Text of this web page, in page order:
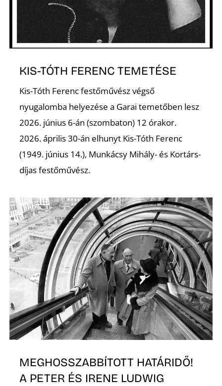
KIS-TÓTH FERENC TEMETÉSE
Kis-Tóth Ferenc festőművész végső
nyugalomba helyezése a Garai temetőben lesz
2026. június 6-án (szombaton) 12 órakor.
2026. április 30-án elhunyt Kis-Tóth Ferenc
(1949. június 14.), Munkácsy Mihály- és Kortárs-
díjas festőművész.
MEGHOSSZABBÍTOTT HATÁRIDŐ!
A PETER ÉS IRENE LUDWIG